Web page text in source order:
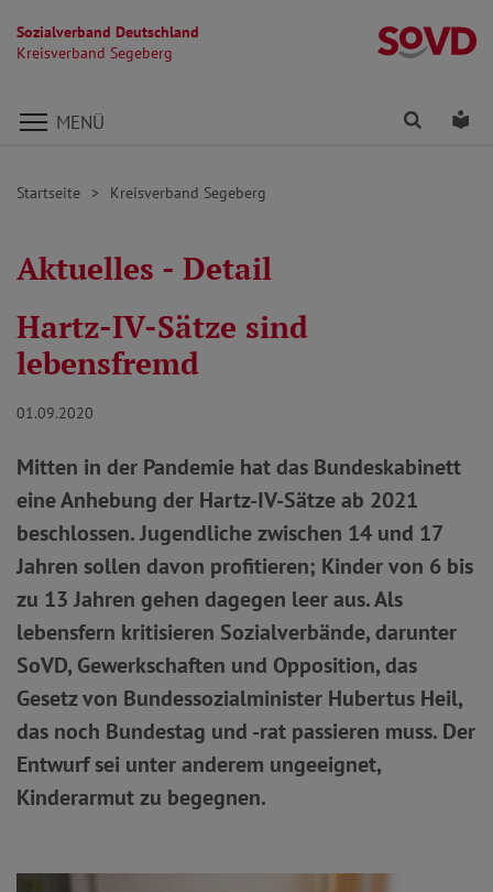
Sozialverband Deutschland
Kreisverband Segeberg
Direkt zu den Inhalten springen
MENÜ Finden
Startseite Kreisverband Segeberg
Aktuelles - Detail
Hartz-IV-Sätze sind
lebensfremd
01.09.2020
Mitten in der Pandemie hat das Bundeskabinett
eine Anhebung der Hartz-IV-Sätze ab 2021
beschlossen. Jugendliche zwischen 14 und 17
Jahren sollen davon profitieren; Kinder von 6 bis
zu 13 Jahren gehen dagegen leer aus. Als
lebensfern kritisieren Sozialverbände, darunter
SoVD, Gewerkschaften und Opposition, das
Gesetz von Bundessozialminister Hubertus Heil,
das noch Bundestag und -rat passieren muss. Der
Entwurf sei unter anderem ungeeignet,
Kinderarmut zu begegnen.